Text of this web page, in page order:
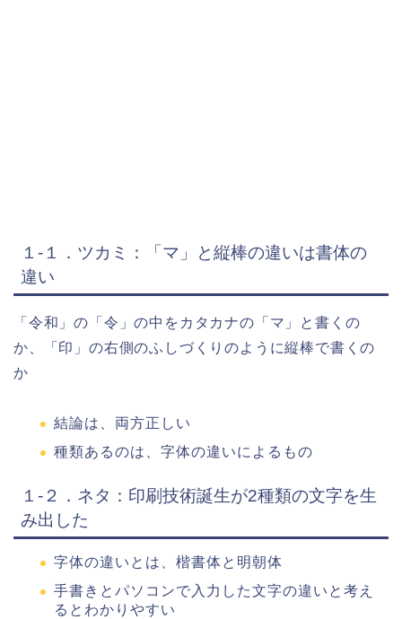
１-１．ツカミ：「マ」と縦棒の違いは書体の
違い
「令和」の「令」の中をカタカナの「マ」と書くの
か、「印」の右側のふしづくりのように縦棒で書くの
か
結論は、両方正しい
種類あるのは、字体の違いによるもの
１-２．ネタ：印刷技術誕生が2種類の文字を生
み出した
字体の違いとは、楷書体と明朝体
手書きとパソコンで入力した文字の違いと考え
るとわかりやすい